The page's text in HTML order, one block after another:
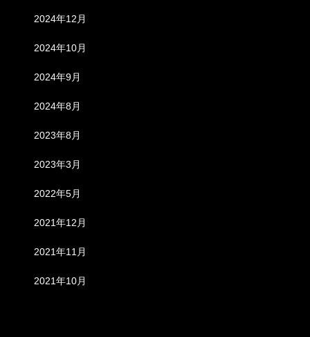
2024年12月
2024年10月
2024年9月
2024年8月
2023年8月
2023年3月
2022年5月
2021年12月
2021年11月
2021年10月